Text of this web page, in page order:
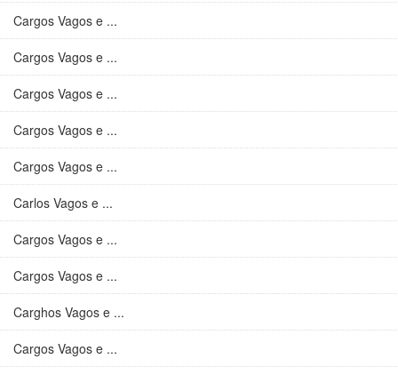
Cargos Vagos e ...
Cargos Vagos e ...
Cargos Vagos e ...
Cargos Vagos e ...
Cargos Vagos e ...
Carlos Vagos e ...
Cargos Vagos e ...
Cargos Vagos e ...
Carghos Vagos e ...
Cargos Vagos e ...